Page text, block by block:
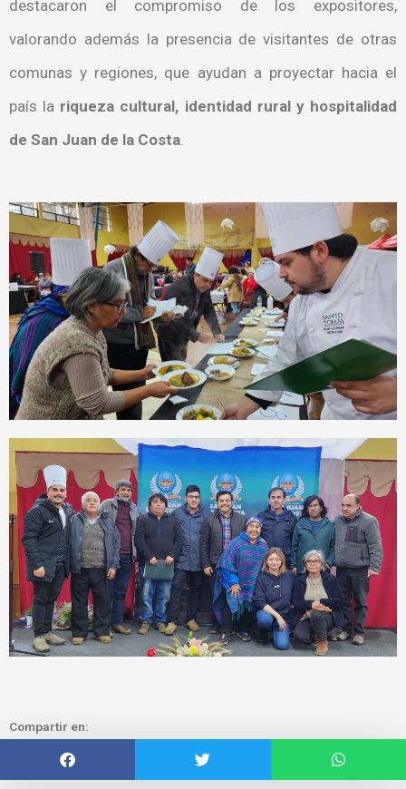
destacaron el compromiso de los expositores,
valorando además la presencia de visitantes de otras
comunas y regiones, que ayudan a proyectar hacia el
país la riqueza cultural, identidad rural y hospitalidad
de San Juan de la Costa
Compartir en: